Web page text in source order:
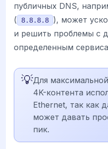
публичных DNS,
(
8.8.8.8
), может
и решить проблемы с
определенным
💡Для
4K-контента
Ethernet, так как
может давать
пик.